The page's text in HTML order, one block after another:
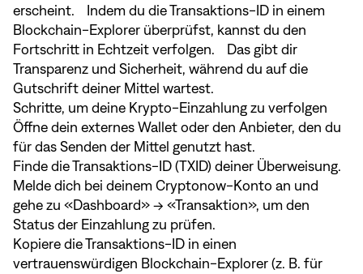
erscheint. Indem du die Transaktions-ID in einem
Blockchain-Explorer überprüfst, kannst du den
Fortschritt in Echtzeit verfolgen. Das gibt dir
Transparenz und Sicherheit, während du auf die
Gutschrift deiner Mittel wartest.
Schritte, um deine Krypto-Einzahlung zu verfolgen
Öffne dein externes Wallet oder den Anbieter, den du
für das Senden der Mittel genutzt hast.
Finde die Transaktions-ID (TXID) deiner Überweisung.
Melde dich bei deinem Cryptonow-Konto an und
gehe zu «Dashboard» → «Transaktion», um den
Status der Einzahlung zu prüfen.
Kopiere die Transaktions-ID in einen
vertrauenswürdigen Blockchain-Explorer (z. B. für